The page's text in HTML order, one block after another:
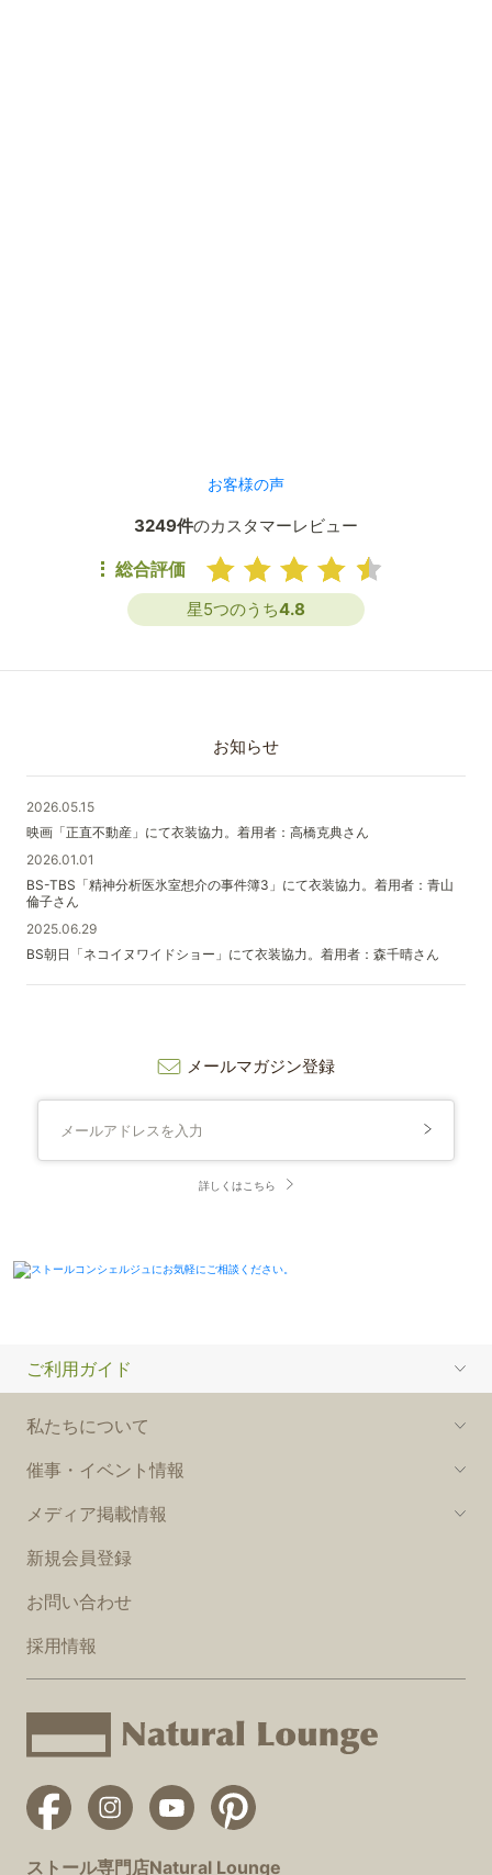
お客様の声
3249件のカスタマーレビュー
総合評価
星5つのうち4.8
お知らせ
2026.05.15
映画「正直不動産」にて衣装協力。着用者：高橋克典さん
2026.01.01
BS-TBS「精神分析医氷室想介の事件簿3」にて衣装協力。着用者：青山
倫子さん
2025.06.29
BS朝日「ネコイヌワイドショー」にて衣装協力。着用者：森千晴さん
メールマガジン登録
詳しくはこちら
ご利用ガイド
私たちについて
催事・イベント情報
メディア掲載情報
新規会員登録
お問い合わせ
採用情報
ストール専門店Natural Lounge